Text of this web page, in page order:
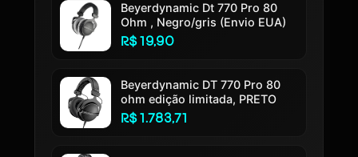
Beyerdynamic Dt 770 Pro 80
Ohm , Negro/gris (Envio EUA)
R$ 19,90
Beyerdynamic DT 770 Pro 80
ohm edição limitada, PRETO
R$ 1.783,71